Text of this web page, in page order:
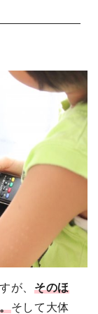
が、 そのほ
そして大体